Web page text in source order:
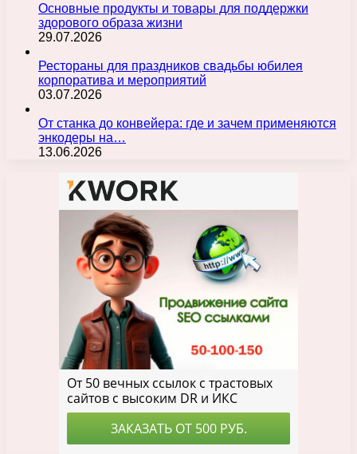
Основные продукты и товары для поддержки
здорового образа жизни
29.07.2026
Рестораны для праздников свадьбы юбилея
корпоратива и мероприятий
03.07.2026
От станка до конвейера: где и зачем применяются
энкодеры на…
13.06.2026